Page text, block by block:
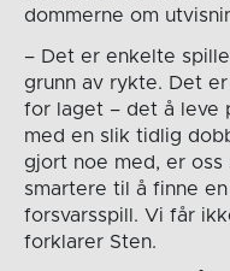
dommerne om
– Det er enkelte
grunn av rykte. Det
for laget – det å leve
med en slik tidlig
gjort noe med, er oss
smartere til å finne
forsvarsspill. Vi får
forklarer Sten.